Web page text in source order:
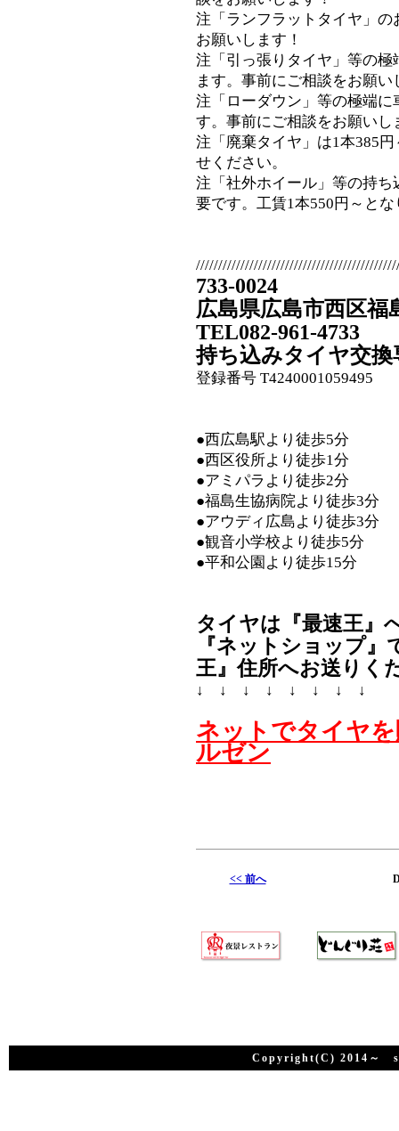
注「ランフラットタイヤ」
お願いします！
注「引っ張りタイヤ」等の
ます。事前にご相談をお願い
注「ローダウン」等の極端
す。事前にご相談をお願いし
注「廃棄タイヤ」は1本385
せください。
注「社外ホイール」等の持
要です。工賃1本550円～とな
733-0024
広島県広島市西区福
TEL082-961-4733
持ち込みタイヤ交換
登録番号 T4240001059495
●西広島駅より徒歩5分
●西区役所より徒歩1分
●アミパラより徒歩2分
●福島生協病院より徒歩3分
●アウディ広島より徒歩3分
●観音小学校より徒歩5分
●平和公園より徒歩15分
タイヤは『最速王』
『ネットショップ
王』住所へお送りく
↓ ↓ ↓ ↓ ↓ ↓ ↓ ↓
ネットでタイヤ
ルゼン
<< 前へ
Copyright(C) 2014～